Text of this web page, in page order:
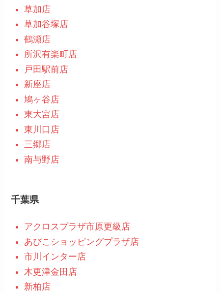
草加店
草加谷塚店
鶴瀬店
所沢有楽町店
戸田駅前店
新座店
鳩ヶ谷店
東大宮店
東川口店
三郷店
南与野店
千葉県
アクロスプラザ市原更級店
あびこショッピングプラザ店
市川インター店
木更津金田店
新柏店